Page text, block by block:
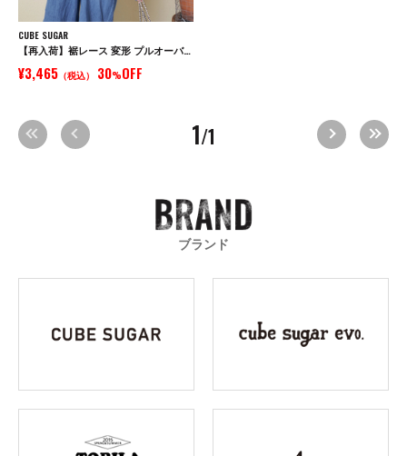
CUBE SUGAR
【再入荷】裾レース 変形 プルオーバー Tシャツ
¥3,465 （税込） 30%OFF
1/1
ブランド